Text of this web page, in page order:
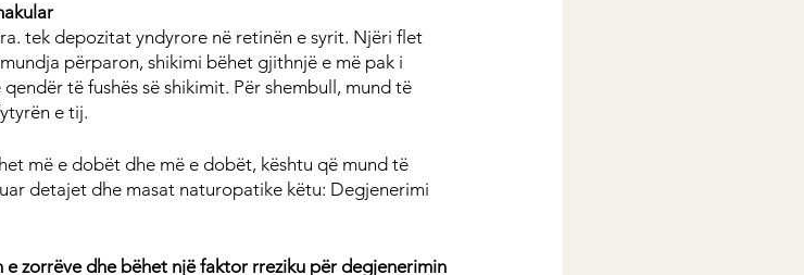
tek depozitat yndyrore në retinën e syrit. Njëri flet
përparon, shikimi bëhet gjithnjë e më pak i
të fushës së shikimit. Për shembull, mund të
e tij.
më e dobët dhe më e dobët, kështu që mund të
detajet dhe masat naturopatike këtu: Degjenerimi
zorrëve dhe bëhet një faktor rreziku për degjenerimin